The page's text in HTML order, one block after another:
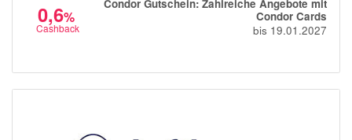
momox
bonprix
0,6%
Cashback
Condor Gutschein: Zahlreiche Angebote mit
Condor Cards
bis 19.01.2027